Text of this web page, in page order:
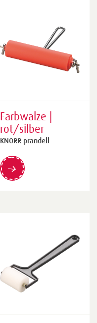
Farbwalze |
rot/silber
KNORR prandell